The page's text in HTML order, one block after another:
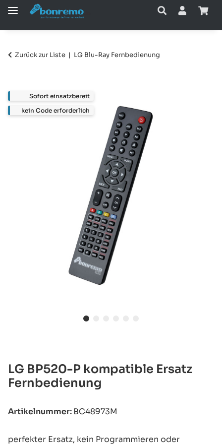
Zurück zur Liste LG Blu-Ray Fernbedienung
LG BP520-P kompatible Ersatz
Fernbedienung
Artikelnummer:BC48973M
perfekter Ersatz, kein Programmieren oder